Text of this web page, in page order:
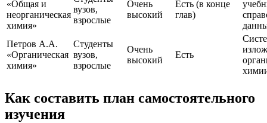
«Общая и
неорганическая
химия»
вузов,
взрослые
Очень
высокий
Есть (в конце
глав)
Петров А.А.
«Органическая
химия»
Студенты
вузов,
взрослые
Очень
высокий
Есть
Как составить план самостоятельного
изучения